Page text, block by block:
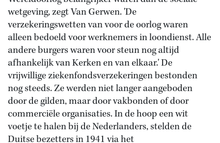
wetgeving, zegt Van Gerwen. 'De
verzekeringswetten van voor de oorlog waren
alleen bedoeld voor werknemers in loondienst. Alle
andere burgers waren voor steun nog altijd
afhankelijk van Kerken en van elkaar.' De
vrijwillige ziekenfondsverzekeringen bestonden
nog steeds. Ze werden niet langer aangeboden
door de gilden, maar door vakbonden of door
commerciële organisaties. In de hoop een wit
voetje te halen bij de Nederlanders, stelden de
Duitse bezetters in 1941 via het